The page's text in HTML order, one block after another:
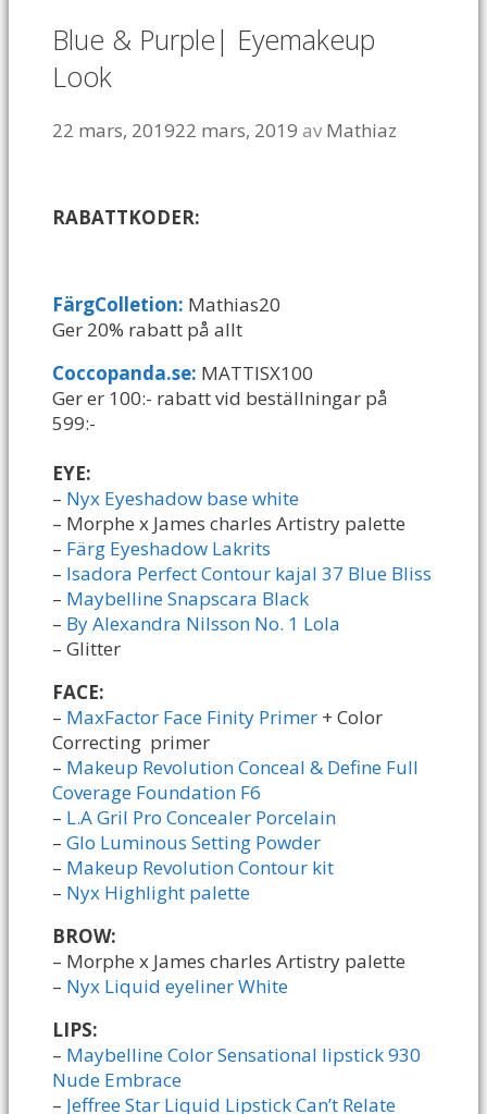
Blue & Purple| Eyemakeup
Look
22 mars, 201922 mars, 2019 avMathiaz
RABATTKODER:
FärgColletion: Mathias20
Ger 20% rabatt på allt
Coccopanda.se: MATTISX100
Ger er 100:- rabatt vid beställningar på
599:-
EYE:
– Nyx Eyeshadow base white
– Morphe x James charles Artistry palette
– Färg Eyeshadow Lakrits
– Isadora Perfect Contour kajal 37 Blue Bliss
– Maybelline Snapscara Black
– By Alexandra Nilsson No. 1 Lola
– Glitter
FACE:
– MaxFactor Face Finity Primer + Color
Correcting primer
– Makeup Revolution Conceal & Define Full
Coverage Foundation F6
– L.A Gril Pro Concealer Porcelain
– Glo Luminous Setting Powder
– Makeup Revolution Contour kit
– Nyx Highlight palette
BROW:
– Morphe x James charles Artistry palette
– Nyx Liquid eyeliner White
LIPS:
– Maybelline Color Sensational lipstick 930
Nude Embrace
– Jeffree Star Liquid Lipstick Can’t Relate